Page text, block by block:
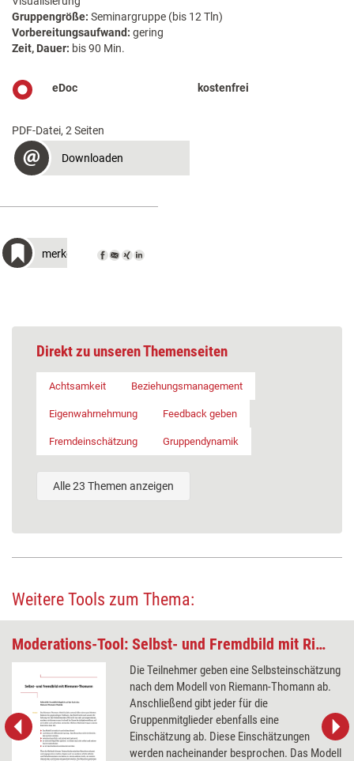
Gruppengröße: Seminargruppe (bis 12 Tln)
Vorbereitungsaufwand: gering
Zeit, Dauer: bis 90 Min.
eDoc kostenfrei
PDF-Datei, 2 Seiten
Downloaden
merken
Direkt zu unseren Themenseiten
Achtsamkeit Beziehungsmanagement
Eigenwahrnehmung Feedback geben
Fremdeinschätzung Gruppendynamik
Alle 23 Themen anzeigen
Weitere Tools zum Thema:
Moderations-Tool: Selbst- und Fremdbild mit Riemann-Thomann
Die Teilnehmer geben eine Selbsteinschätzung
nach dem Modell von Riemann-Thomann ab.
Anschließend gibt jeder für die
Gruppenmitglieder ebenfalls eine
Einschätzung ab. Diese Einschätzungen
werden nacheinander besprochen. Das Modell